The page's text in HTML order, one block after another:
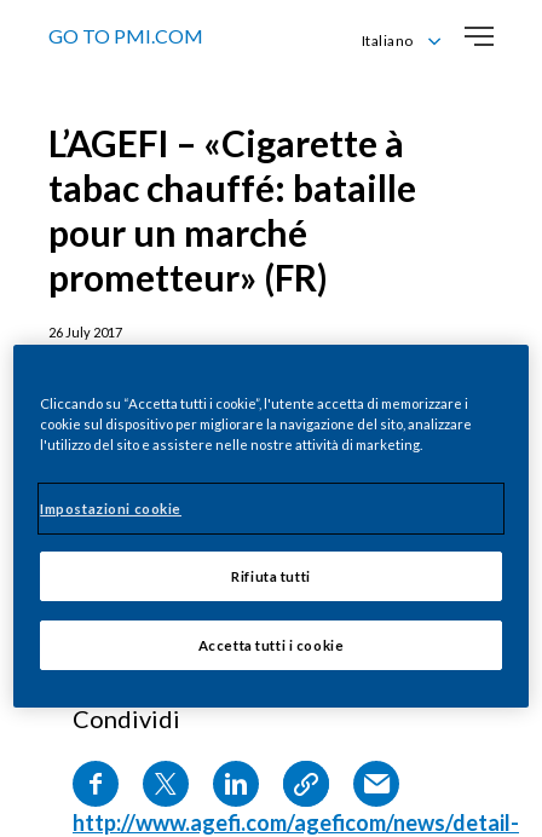
GO TO PMI.COM
Italiano
Français
L’AGEFI – «Cigarette à
tabac chauffé: bataille
pour un marché
prometteur» (FR)
26 July 2017
Condividi
http://www.agefi.com/ageficom/news/detail-
Cliccando su “Accetta tutti i cookie”, l'utente accetta di memorizzare i
cookie sul dispositivo per migliorare la navigazione del sito, analizzare
l'utilizzo del sito e assistere nelle nostre attività di marketing.
Impostazioni cookie
Rifiuta tutti
Accetta tutti i cookie